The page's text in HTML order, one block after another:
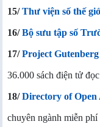
15/Thư viện số thế
16/Bộ sưu tập số
17/Project Gutenberg
36.000 sách điện tử
18/Directory of Open
chuyên ngành miễn phí